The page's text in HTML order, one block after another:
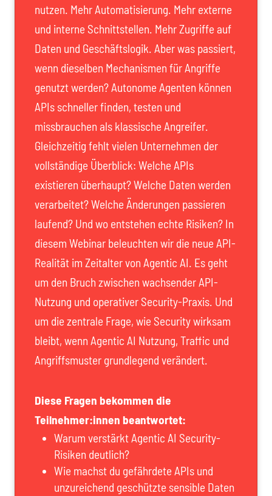
nutzen. Mehr Automatisierung. Mehr externe
und interne Schnittstellen. Mehr Zugriffe auf
Daten und Geschäftslogik. Aber was passiert,
wenn dieselben Mechanismen für Angriffe
genutzt werden? Autonome Agenten können
APIs schneller finden, testen und
missbrauchen als klassische Angreifer.
Gleichzeitig fehlt vielen Unternehmen der
vollständige Überblick: Welche APIs
existieren überhaupt? Welche Daten werden
verarbeitet? Welche Änderungen passieren
laufend? Und wo entstehen echte Risiken? In
diesem Webinar beleuchten wir die neue API-
Realität im Zeitalter von Agentic AI. Es geht
um den Bruch zwischen wachsender API-
Nutzung und operativer Security-Praxis. Und
um die zentrale Frage, wie Security wirksam
bleibt, wenn Agentic AI Nutzung, Traffic und
Angriffsmuster grundlegend verändert.
Diese Fragen bekommen die
Teilnehmer:innen beantwortet:
Warum verstärkt Agentic AI Security-
Risiken deutlich?
Wie machst du gefährdete APIs und
unzureichend geschützte sensible Daten